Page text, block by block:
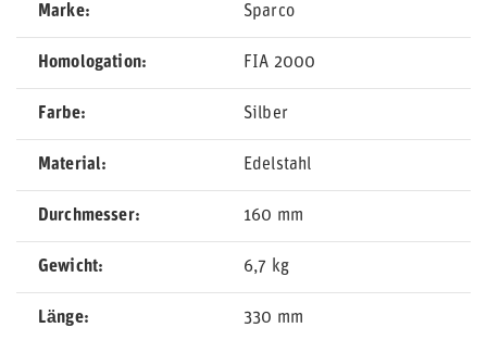
Marke Sparco
Homologation FIA 2000
Farbe Silber
Material Edelstahl
Durchmesser 160 mm
Gewicht 6,7 kg
Länge 330 mm